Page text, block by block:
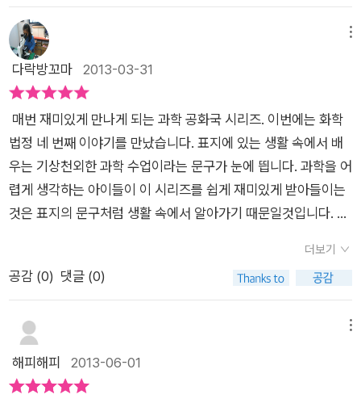
다락방꼬마 2013-03-31
매번 재미있게 만나게 되는 과학 공화국 시리즈. 이번에는 화학
법정 네 번째 이야기를 만났습니다. 표지에 있는 생활 속에서 배
우는 기상천외한 과학 수업이라는 문구가 눈에 띕니다. 과학을 어
렵게 생각하는 아이들이 이 시리즈를 쉽게 재미있게 받아들이는
것은 표지의 문구처럼 생활 속에서 알아가기 때문일것입니다. 어
험한 것이나 봐왔던 내용들이 담겨 있으니 어렵지 않게 받아들입
니다. 식당을 하는 진미련. 김숨이 부부가 과학 공화국 식약청으
을 알루미늄 그릇에 담았기 때문입니다. 간장게장을 좋아하는 우
리 가족. 미처 간장 게장을 담는 용기까지 생각하지 못했던 것이
사실입니다. 아이는 이 부분을 보고 얼른 냉장고를 열어봅니다.
더보기
공감 (0) 댓글 (0)
해피해피 2013-06-01